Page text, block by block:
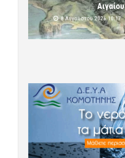
Αιγαίου
8 Αυγούστου 2026 10:17